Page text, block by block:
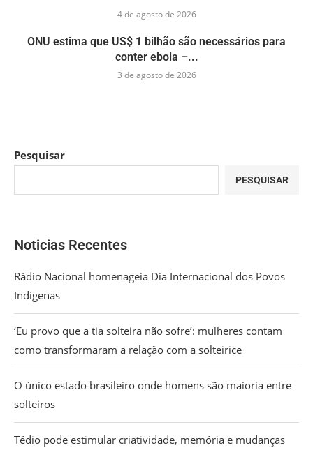
4 de agosto de 2026
ONU estima que US$ 1 bilhão são necessários para
conter ebola –...
3 de agosto de 2026
Pesquisar
PESQUISAR
Noticias Recentes
Rádio Nacional homenageia Dia Internacional dos Povos
Indígenas
‘Eu provo que a tia solteira não sofre’: mulheres contam
como transformaram a relação com a solteirice
O único estado brasileiro onde homens são maioria entre
solteiros
Tédio pode estimular criatividade, memória e mudanças